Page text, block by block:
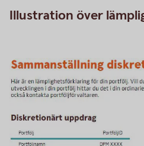
Illustration över